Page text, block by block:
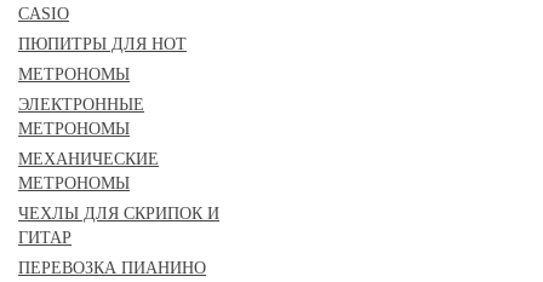
CASIO
ПЮПИТРЫ ДЛЯ НОТ
МЕТРОНОМЫ
ЭЛЕКТРОННЫЕ
МЕТРОНОМЫ
МЕХАНИЧЕСКИЕ
МЕТРОНОМЫ
ЧЕХЛЫ ДЛЯ СКРИПОК И
ГИТАР
ПЕРЕВОЗКА ПИАНИНО